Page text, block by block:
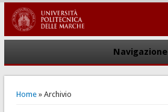
Navigazione
Home» Archivio